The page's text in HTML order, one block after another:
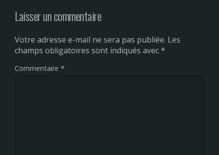
Laisser un commentaire
Votre adresse e-mail ne sera pas publiée. Les
champs obligatoires sont indiqués avec*
Commentaire *